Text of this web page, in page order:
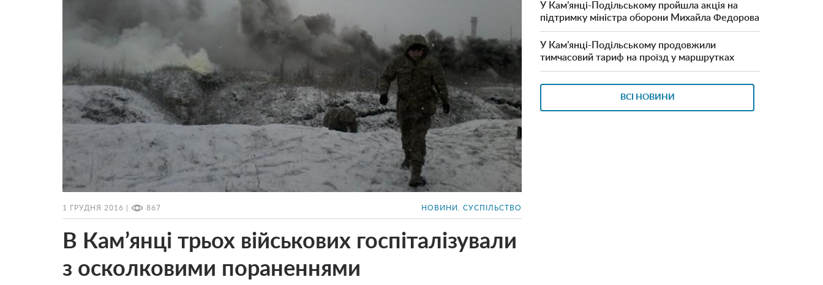
1 ГРУДНЯ 2016 | 867 НОВИНИ СУСПІЛЬСТВО
В Кам’янці трьох військових госпіталізували
з осколковими пораненнями
У Кам’янці-Подільському пройшла акція на
підтримку міністра оборони Михайла Федорова
У Кам’янці-Подільському продовжили
тимчасовий тариф на проїзд у маршрутках
ВСІ НОВИНИ